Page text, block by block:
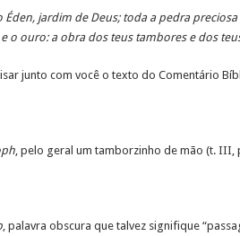
Éden, jardim de Deus; toda a pedra
o ouro: a obra dos teus tambores e dos
junto com você o texto do Comentário
, pelo geral um tamborzinho de mão (t. III,
, palavra obscura que talvez signifique